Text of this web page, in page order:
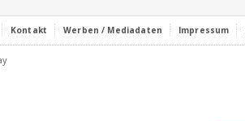
Kontakt Werben / Mediadaten Impressum